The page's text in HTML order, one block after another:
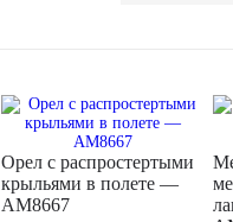
Орел с распростертыми
крыльями в полете —
AM8667